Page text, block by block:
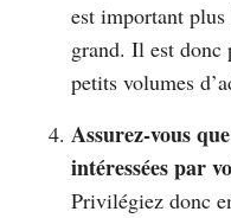
est important
grand. Il est donc
petits volumes
Assurez-vous
intéressées par
Privilégiez donc